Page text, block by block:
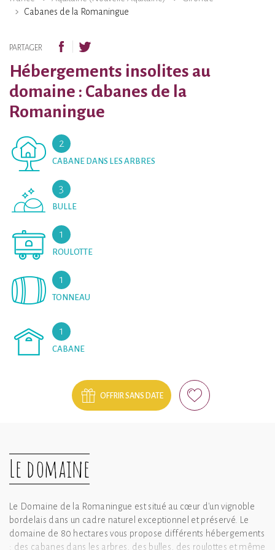
Cabanes de la Romaningue
PARTAGER
Hébergements insolites au
domaine : Cabanes de la
Romaningue
2
CABANE DANS LES ARBRES
3
BULLE
1
ROULOTTE
1
TONNEAU
1
CABANE
OFFRIR SANS DATE
Le domaine
Le Domaine de la Romaningue est situé au cœur d'un vignoble
bordelais dans un cadre naturel exceptionnel et préservé. Le
domaine de 80 hectares vous propose différents hébergements
: des cabanes dans les arbres, des bulles, des roulottes et même